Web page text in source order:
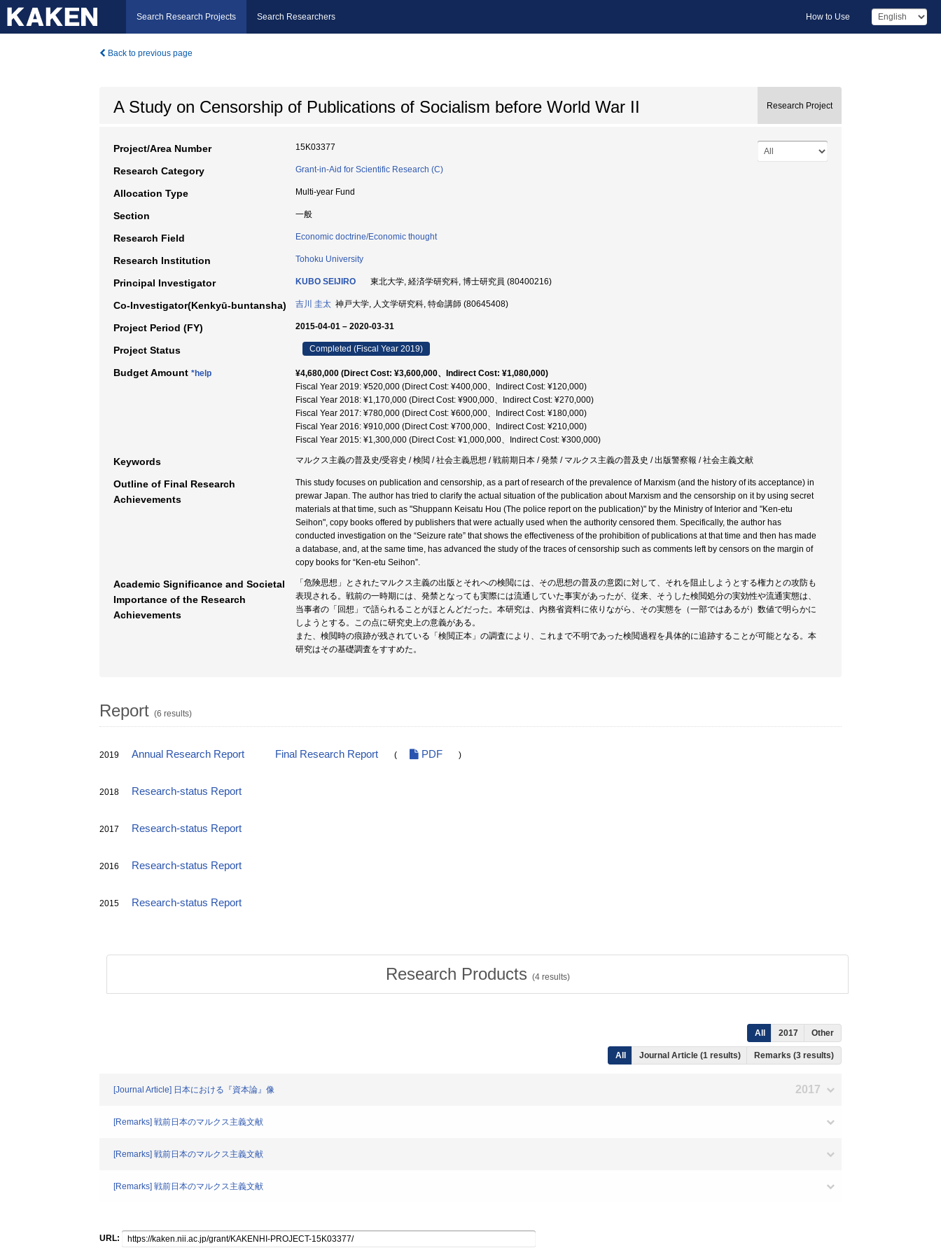
Search Research Projects Search Researchers How to Use
Back to previous page
A Study on Censorship of Publications of Socialism before World War II Research Project
Project/Area Number 15K03377
Research Category Grant-in-Aid for Scientific Research (C)
Allocation Type Multi-year Fund
Section 一般
Research Field Economic doctrine/Economic thought
Research Institution Tohoku University
Principal Investigator KUBO SEIJIRO 東北大学, 経済学研究科, 博士研究員 (80400216)
Co-Investigator(Kenkyū-buntansha) 吉川 圭太 神戸大学, 人文学研究科, 特命講師 (80645408)
Project Period (FY) 2015-04-01 – 2020-03-31
Project Status Completed (Fiscal Year 2019)
Budget Amount *help
¥4,680,000 (Direct Cost: ¥3,600,000、Indirect Cost: ¥1,080,000)
Fiscal Year 2019: ¥520,000 (Direct Cost: ¥400,000、Indirect Cost: ¥120,000)
Fiscal Year 2018: ¥1,170,000 (Direct Cost: ¥900,000、Indirect Cost: ¥270,000)
Fiscal Year 2017: ¥780,000 (Direct Cost: ¥600,000、Indirect Cost: ¥180,000)
Fiscal Year 2016: ¥910,000 (Direct Cost: ¥700,000、Indirect Cost: ¥210,000)
Fiscal Year 2015: ¥1,300,000 (Direct Cost: ¥1,000,000、Indirect Cost: ¥300,000)
Keywords マルクス主義の普及史/受容史 / 検閲 / 社会主義思想 / 戦前期日本 / 発禁 / マルクス主義の普及史 / 出版警察報 / 社会主義文献
Outline of Final Research
Achievements
This study focuses on publication and censorship, as a part of research of the prevalence of Marxism (and the history of its acceptance) in
prewar Japan. The author has tried to clarify the actual situation of the publication about Marxism and the censorship on it by using secret
materials at that time, such as "Shuppann Keisatu Hou (The police report on the publication)" by the Ministry of Interior and "Ken-etu
Seihon", copy books offered by publishers that were actually used when the authority censored them. Specifically, the author has
conducted investigation on the “Seizure rate” that shows the effectiveness of the prohibition of publications at that time and then has made
a database, and, at the same time, has advanced the study of the traces of censorship such as comments left by censors on the margin of
copy books for “Ken-etu Seihon”.
Academic Significance and Societal
Importance of the Research
Achievements
「危険思想」とされたマルクス主義の出版とそれへの検閲には、その思想の普及の意図に対して、それを阻止しようとする権力との攻防も
表現される。戦前の一時期には、発禁となっても実際には流通していた事実があったが、従来、そうした検閲処分の実効性や流通実態は、
当事者の「回想」で語られることがほとんどだった。本研究は、内務省資料に依りながら、その実態を（一部ではあるが）数値で明らかに
しようとする。この点に研究史上の意義がある。
また、検閲時の痕跡が残されている「検閲正本」の調査により、これまで不明であった検閲過程を具体的に追跡することが可能となる。本
研究はその基礎調査をすすめた。
Report (6 results)
2019 Annual Research Report Final Research Report ( PDF )
2018 Research-status Report
2017 Research-status Report
2016 Research-status Report
2015 Research-status Report
Research Products (4results)
All 2017 Other
All Journal Article (1 results) Remarks (3 results)
[Journal Article] 日本における『資本論』像 2017
[Remarks] 戦前日本のマルクス主義文献
[Remarks] 戦前日本のマルクス主義文献
[Remarks] 戦前日本のマルクス主義文献
URL: